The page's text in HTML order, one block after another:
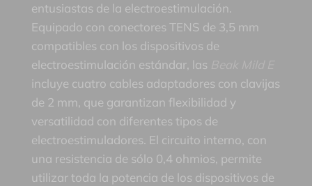
entusiastas de la electroestimulación.
Equipado con conectores TENS de 3,5 mm
compatibles con los dispositivos de
electroestimulación estándar, las
incluye cuatro cables adaptadores con clavijas
de 2 mm, que garantizan flexibilidad y
versatilidad con diferentes tipos de
electroestimuladores. El circuito interno, con
una resistencia de sólo 0,4 ohmios, permite
utilizar toda la potencia de los dispositivos de